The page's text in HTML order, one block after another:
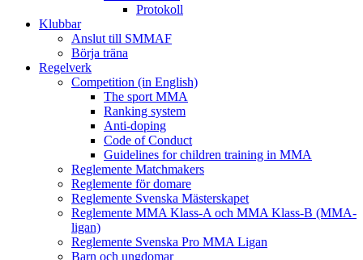
Protokoll
Klubbar
Anslut till SMMAF
Börja träna
Regelverk
Competition (in English)
The sport MMA
Ranking system
Anti-doping
Code of Conduct
Guidelines for children training in MMA
Reglemente Matchmakers
Reglemente för domare
Reglemente Svenska Mästerskapet
Reglemente MMA Klass-A och MMA Klass-B (MMA-
ligan)
Reglemente Svenska Pro MMA Ligan
Barn och ungdomar